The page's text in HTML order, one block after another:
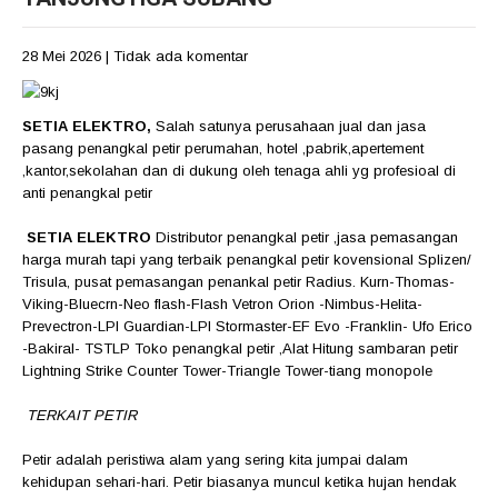
28 Mei 2026 | Tidak ada komentar
SETIA ELEKTRO, Salah satunya perusahaan jual dan jasa
pasang penangkal petir perumahan, hotel ,pabrik,apertement
,kantor,sekolahan dan di dukung oleh tenaga ahli yg profesioal di
anti penangkal petir
SETIA ELEKTRO Distributor penangkal petir ,jasa pemasangan
harga murah tapi yang terbaik penangkal petir kovensional Splizen/
Trisula, pusat pemasangan penankal petir Radius. Kurn-Thomas-
Viking-Bluecrn-Neo flash-Flash Vetron Orion -Nimbus-Helita-
Prevectron-LPI Guardian-LPI Stormaster-EF Evo -Franklin- Ufo Erico
-Bakiral- TSTLP Toko penangkal petir ,Alat Hitung sambaran petir
Lightning Strike Counter Tower-Triangle Tower-tiang monopole
TERKAIT PETIR
Petir adalah peristiwa alam yang sering kita jumpai dalam
kehidupan sehari-hari. Petir biasanya muncul ketika hujan hendak